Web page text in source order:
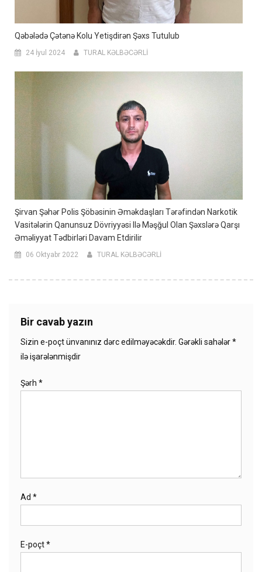
Qəbələdə Çətənə Kolu Yetişdirən Şəxs Tutulub
24 İyul 2024 TURAL KƏLBƏCƏRLİ
Şirvan Şəhər Polis Şöbəsinin Əməkdaşları Tərəfindən Narkotik
Vasitələrin Qanunsuz Dövriyyəsi Ilə Məşğul Olan Şəxslərə Qarşı
Əməliyyat Tədbirləri Davam Etdirilir
06 Oktyabr 2022 TURAL KƏLBƏCƏRLİ
Bir cavab yazın
Sizin e-poçt ünvanınız dərc edilməyəcəkdir. Gərəkli sahələr*
ilə işarələnmişdir
Şərh *
Ad *
E-poçt*